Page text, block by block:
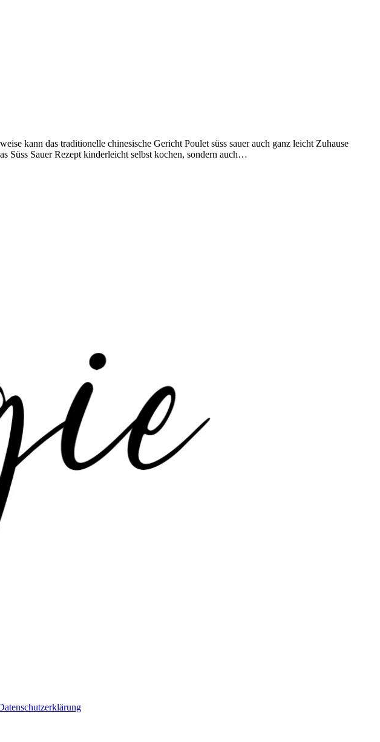
kann das traditionelle chinesische Gericht Poulet süss sauer auch ganz leicht Zuhause
Süss Sauer Rezept kinderleicht selbst kochen, sondern auch…